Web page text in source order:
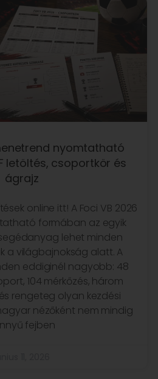
nyomtatható
letöltés, csoportkör és
ágrajz
online itt! A Foci VB 2026
formában az egyik
lehet minden
a világbajnokság alatt. A
eddiginél nagyobb: 48
104 mérkőzés, három
rengeteg olyan kezdési
nézőként nem mindig
fejben